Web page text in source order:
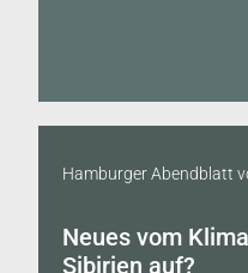
Hamburger Abendblatt
Neues vom
Sibirien auf?